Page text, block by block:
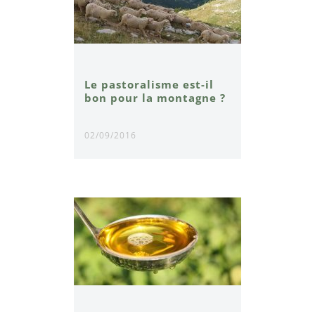
Le pastoralisme est-il
bon pour la montagne ?
02/09/2016